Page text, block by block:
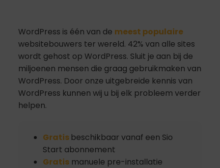
WordPress is één van de meest populaire
websitebouwers ter wereld. 42% van alle sites
wordt gehost op WordPress. Sluit je aan bij de
miljoenen mensen die graag gebruikmaken van
WordPress. Door onze uitgebreide kennis van
WordPress kunnen wij u bij elk probleem verder
helpen.
Gratis beschikbaar vanaf een Sio
Start abonnement
Gratis manuele pre-installatie